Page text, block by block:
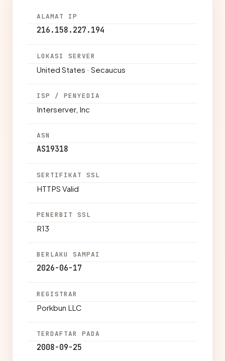
ALAMAT IP
216.158.227.194
LOKASI SERVER
United States · Secaucus
ISP / PENYEDIA
Interserver, Inc
ASN
AS19318
SERTIFIKAT SSL
HTTPS Valid
PENERBIT SSL
R13
BERLAKU SAMPAI
2026-06-17
REGISTRAR
Porkbun LLC
TERDAFTAR PADA
2008-09-25